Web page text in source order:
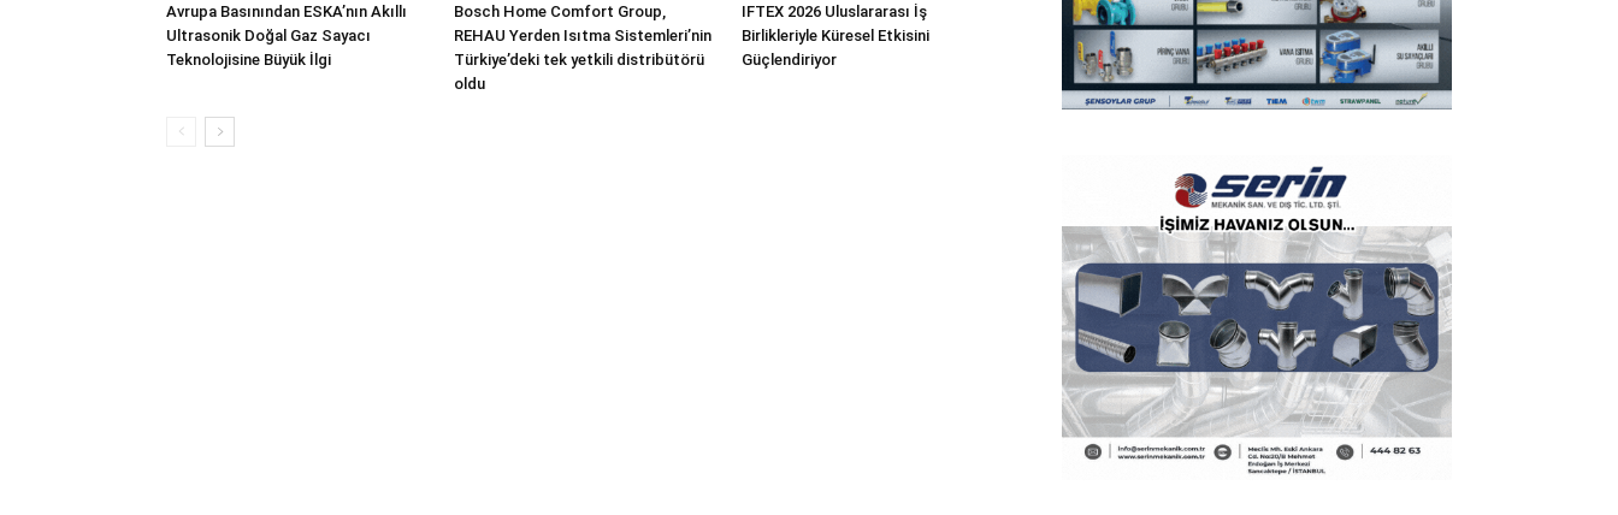
Avrupa Basınından ESKA’nın Akıllı
Ultrasonik Doğal Gaz Sayacı
Teknolojisine Büyük İlgi
Bosch Home Comfort Group,
REHAU Yerden Isıtma Sistemleri’nin
Türkiye’deki tek yetkili distribütörü
oldu
IFTEX 2026 Uluslararası İş
Birlikleriyle Küresel Etkisini
Güçlendiriyor